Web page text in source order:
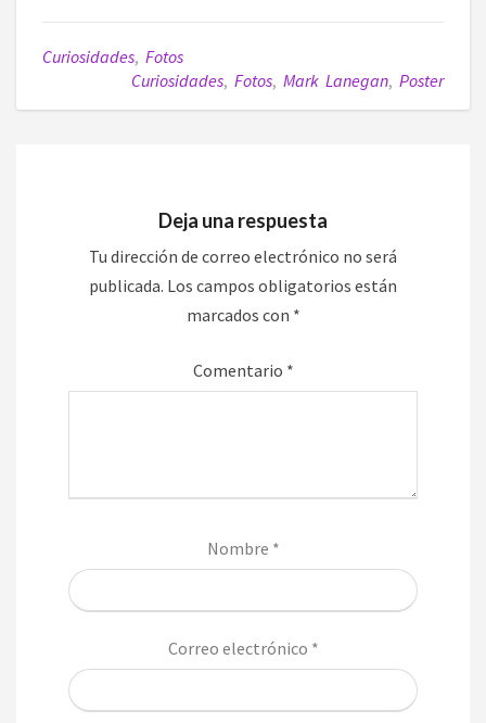
Curiosidades, Fotos
Curiosidades, Fotos, Mark Lanegan, Poster
Deja una respuesta
Tu dirección de correo electrónico no será
publicada. Los campos obligatorios están
marcados con *
Comentario *
Nombre *
Correo electrónico *